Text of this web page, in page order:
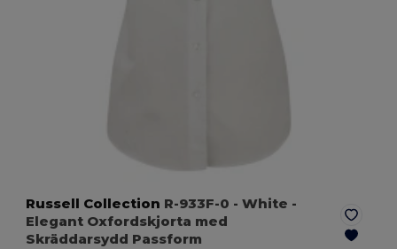
Russell Collection R-933F-0 - White -
Elegant Oxfordskjorta med
Skräddarsydd Passform